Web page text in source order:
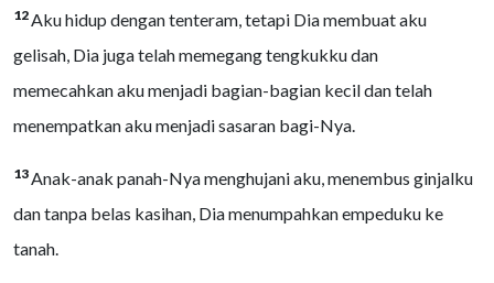
12Aku hidup dengan tenteram, tetapi Dia membuat aku
gelisah, Dia juga telah memegang tengkukku dan
memecahkan aku menjadi bagian-bagian kecil dan telah
menempatkan aku menjadi sasaran bagi-Nya.
13Anak-anak panah-Nya menghujani aku, menembus ginjalku
dan tanpa belas kasihan, Dia menumpahkan empeduku ke
tanah.